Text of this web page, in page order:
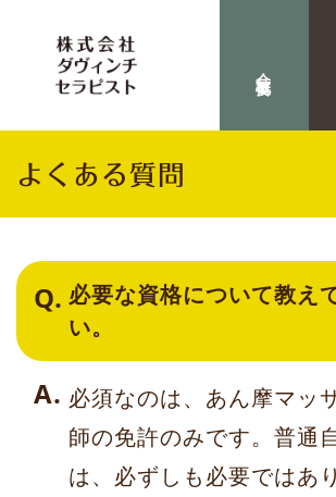
よくある質問
必要な資格について教え
い。
必須なのは、あん摩マッ
師の免許のみです。普通
は、必ずしも必要ではあ